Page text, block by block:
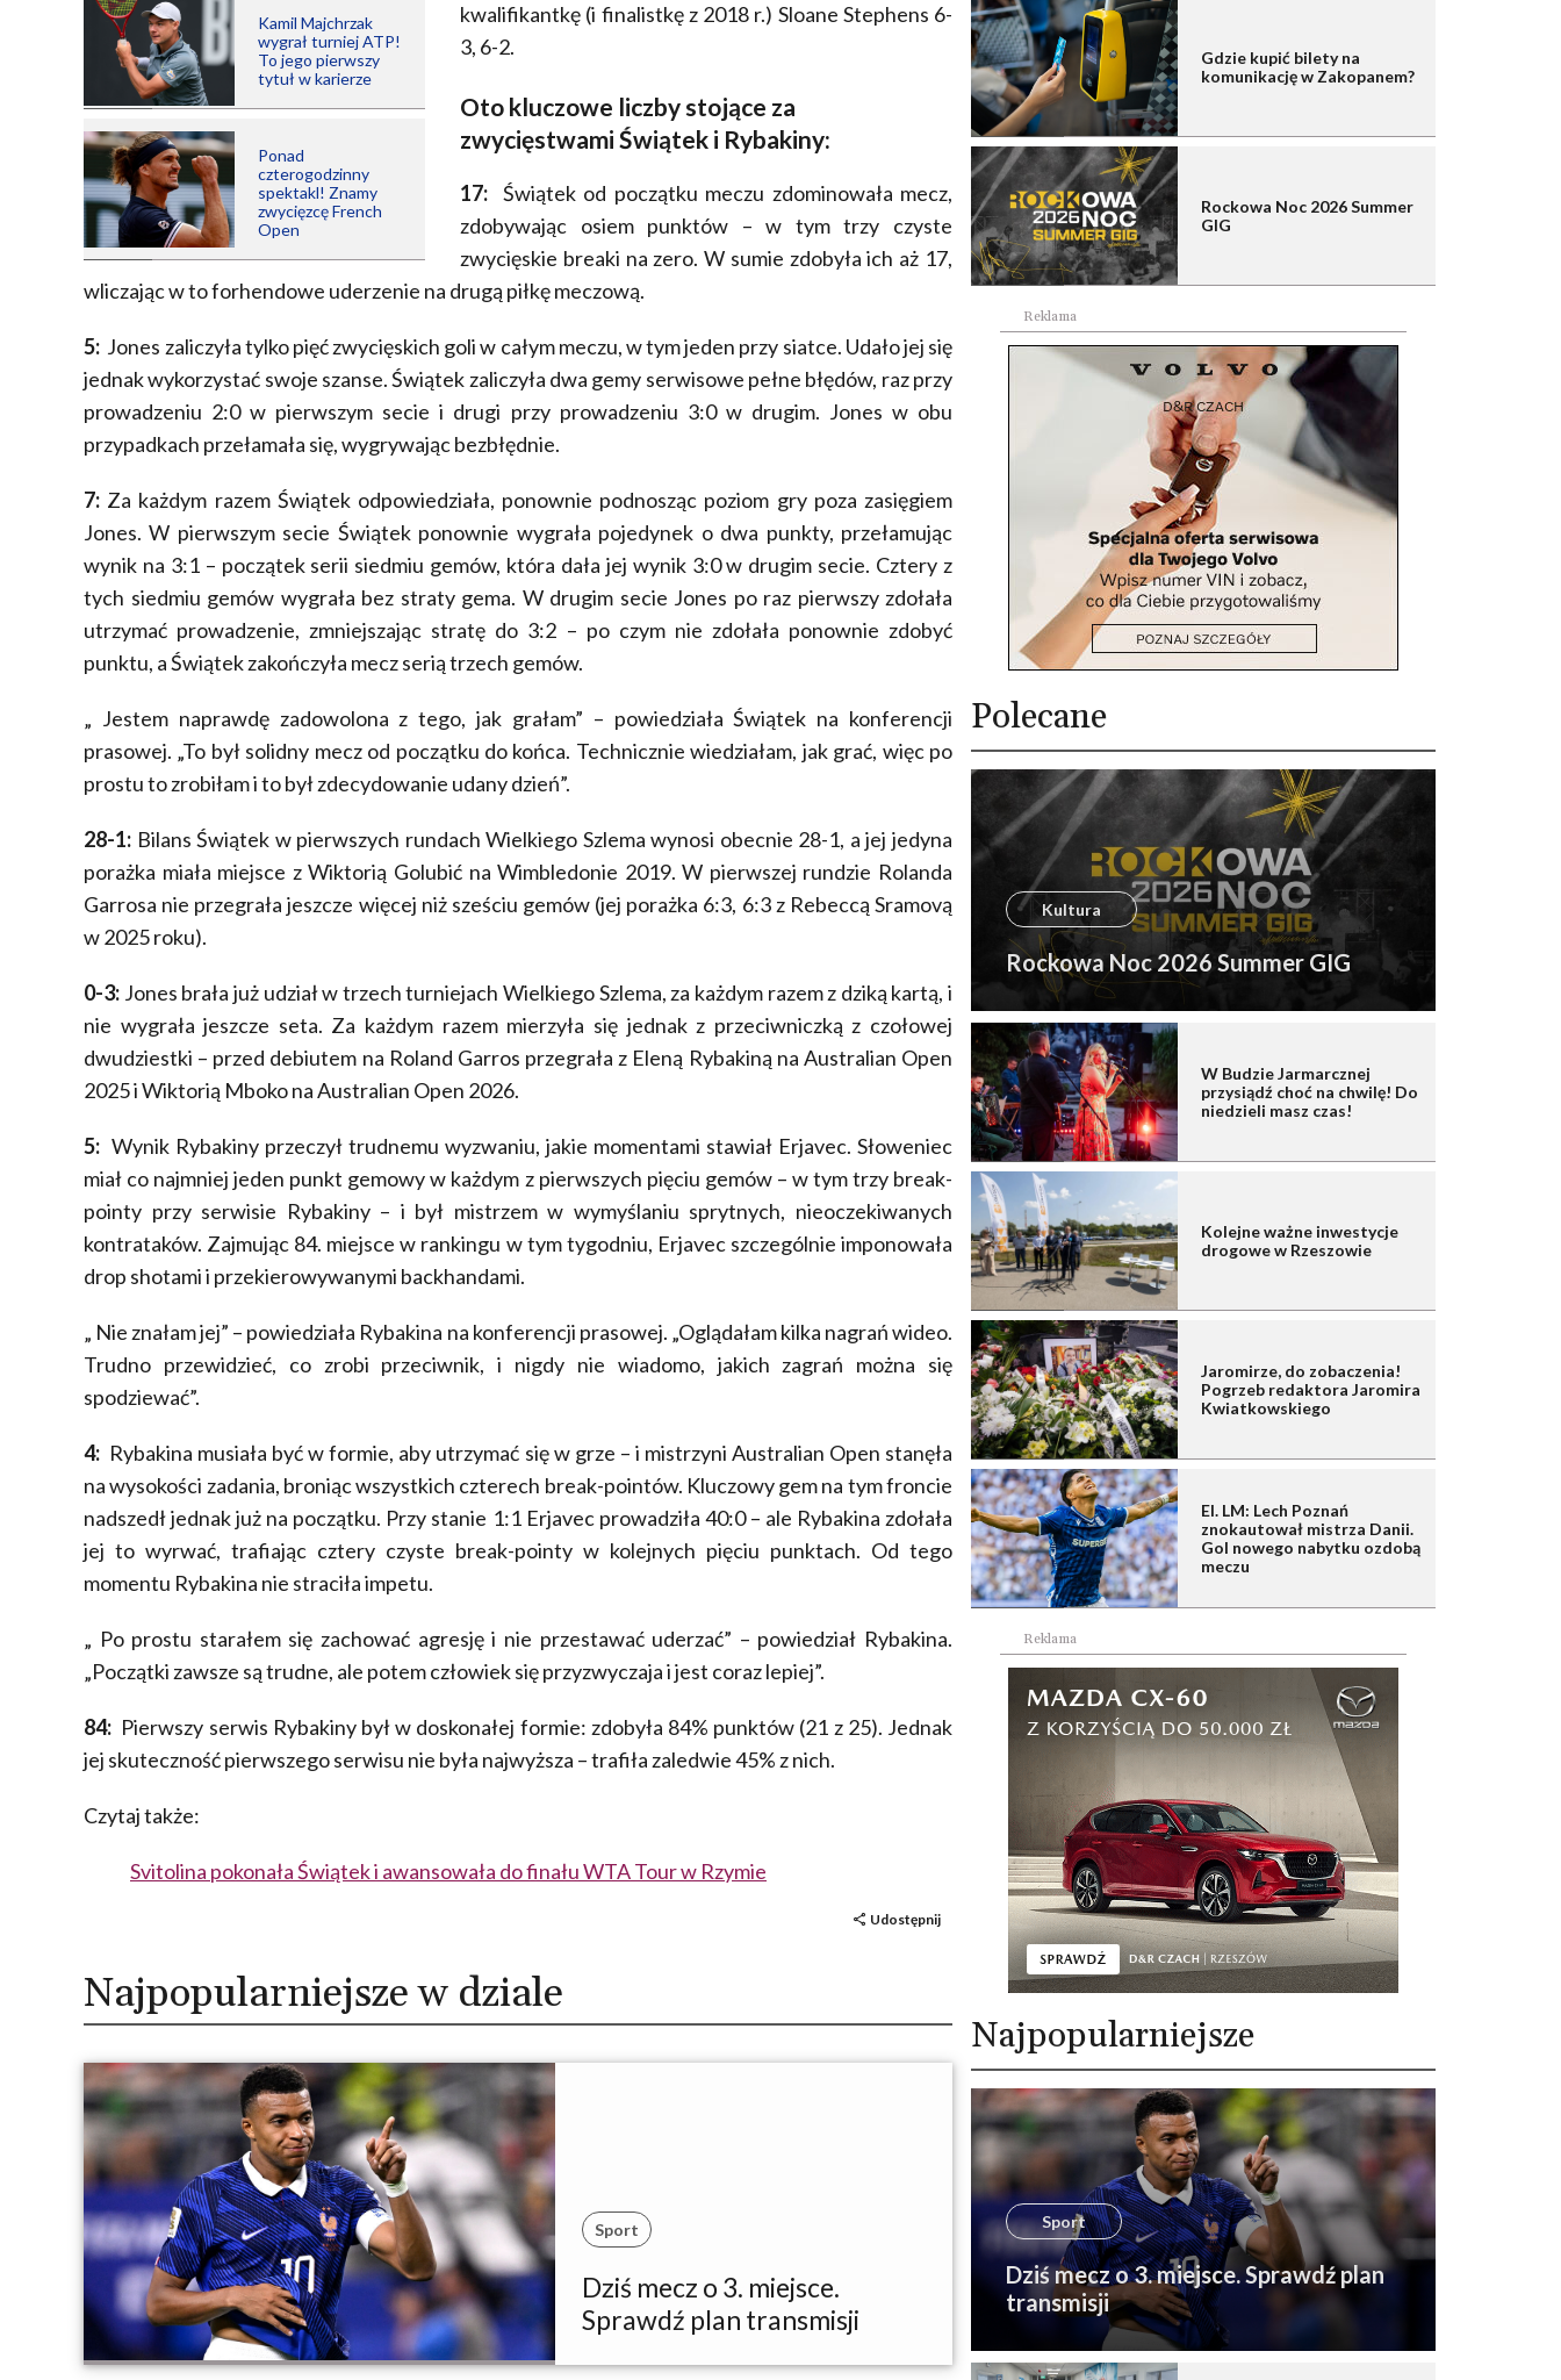
Kamil Majchrzak
wygrał turniej ATP!
To jego pierwszy
tytuł w karierze
Ponad
czterogodzinny
spektakl! Znamy
zwycięzcę French
Open
kwalifikantkę (i finalistkę z 2018 r.) Sloane Stephens 6-
3, 6-2.
Oto kluczowe liczby stojące za
zwycięstwami Świątek i Rybakiny:
17: Świątek od początku meczu zdominowała mecz,
zdobywając osiem punktów – w tym trzy czyste
zwycięskie breaki na zero. W sumie zdobyła ich aż 17,
wliczając w to forhendowe uderzenie na drugą piłkę meczową.
5: Jones zaliczyła tylko pięć zwycięskich goli w całym meczu, w tym jeden przy siatce. Udało jej się
jednak wykorzystać swoje szanse. Świątek zaliczyła dwa gemy serwisowe pełne błędów, raz przy
prowadzeniu 2:0 w pierwszym secie i drugi przy prowadzeniu 3:0 w drugim. Jones w obu
przypadkach przełamała się, wygrywając bezbłędnie.
7: Za każdym razem Świątek odpowiedziała, ponownie podnosząc poziom gry poza zasięgiem
Jones. W pierwszym secie Świątek ponownie wygrała pojedynek o dwa punkty, przełamując
wynik na 3:1 – początek serii siedmiu gemów, która dała jej wynik 3:0 w drugim secie. Cztery z
tych siedmiu gemów wygrała bez straty gema. W drugim secie Jones po raz pierwszy zdołała
utrzymać prowadzenie, zmniejszając stratę do 3:2 – po czym nie zdołała ponownie zdobyć
punktu, a Świątek zakończyła mecz serią trzech gemów.
„ Jestem naprawdę zadowolona z tego, jak grałam” – powiedziała Świątek na konferencji
prasowej. „To był solidny mecz od początku do końca. Technicznie wiedziałam, jak grać, więc po
prostu to zrobiłam i to był zdecydowanie udany dzień”.
28-1: Bilans Świątek w pierwszych rundach Wielkiego Szlema wynosi obecnie 28-1, a jej jedyna
porażka miała miejsce z Wiktorią Golubić na Wimbledonie 2019. W pierwszej rundzie Rolanda
Garrosa nie przegrała jeszcze więcej niż sześciu gemów (jej porażka 6:3, 6:3 z Rebeccą Sramovą
w 2025 roku).
0-3: Jones brała już udział w trzech turniejach Wielkiego Szlema, za każdym razem z dziką kartą, i
nie wygrała jeszcze seta. Za każdym razem mierzyła się jednak z przeciwniczką z czołowej
dwudziestki – przed debiutem na Roland Garros przegrała z Eleną Rybakiną na Australian Open
2025 i Wiktorią Mboko na Australian Open 2026.
5: Wynik Rybakiny przeczył trudnemu wyzwaniu, jakie momentami stawiał Erjavec. Słoweniec
miał co najmniej jeden punkt gemowy w każdym z pierwszych pięciu gemów – w tym trzy break-
pointy przy serwisie Rybakiny – i był mistrzem w wymyślaniu sprytnych, nieoczekiwanych
kontrataków. Zajmując 84. miejsce w rankingu w tym tygodniu, Erjavec szczególnie imponowała
drop shotami i przekierowywanymi backhandami.
„ Nie znałam jej” – powiedziała Rybakina na konferencji prasowej. „Oglądałam kilka nagrań wideo.
Trudno przewidzieć, co zrobi przeciwnik, i nigdy nie wiadomo, jakich zagrań można się
spodziewać”.
4: Rybakina musiała być w formie, aby utrzymać się w grze – i mistrzyni Australian Open stanęła
na wysokości zadania, broniąc wszystkich czterech break-pointów. Kluczowy gem na tym froncie
nadszedł jednak już na początku. Przy stanie 1:1 Erjavec prowadziła 40:0 – ale Rybakina zdołała
jej to wyrwać, trafiając cztery czyste break-pointy w kolejnych pięciu punktach. Od tego
momentu Rybakina nie straciła impetu.
„ Po prostu starałem się zachować agresję i nie przestawać uderzać” – powiedział Rybakina.
„Początki zawsze są trudne, ale potem człowiek się przyzwyczaja i jest coraz lepiej”.
84: Pierwszy serwis Rybakiny był w doskonałej formie: zdobyła 84% punktów (21 z 25). Jednak
jej skuteczność pierwszego serwisu nie była najwyższa – trafiła zaledwie 45% z nich.
Czytaj także:
Svitolina pokonała Świątek i awansowała do finału WTA Tour w Rzymie
Udostępnij
Najpopularniejsze w dziale
Sport
Dziś mecz o 3. miejsce.
Sprawdź plan transmisji
Gdzie kupić bilety na
komunikację w Zakopanem?
Rockowa Noc 2026 Summer
GIG
Reklama
Polecane
Kultura
Rockowa Noc 2026 Summer GIG
W Budzie Jarmarcznej
przysiądź choć na chwilę! Do
niedzieli masz czas!
Kolejne ważne inwestycje
drogowe w Rzeszowie
Jaromirze, do zobaczenia!
Pogrzeb redaktora Jaromira
Kwiatkowskiego
El. LM: Lech Poznań
znokautował mistrza Danii.
Gol nowego nabytku ozdobą
meczu
Reklama
Najpopularniejsze
Sport
Dziś mecz o 3. miejsce. Sprawdź plan
transmisji